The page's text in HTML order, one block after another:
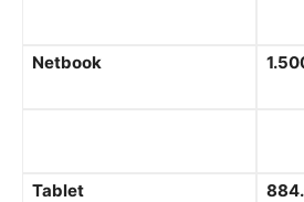
Netbook
Tablet